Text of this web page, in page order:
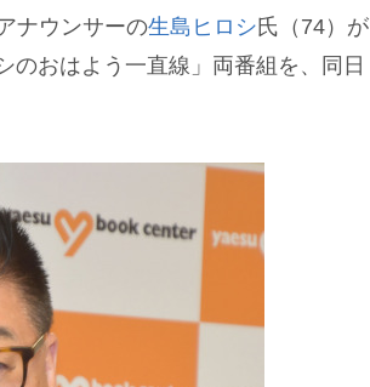
ナウンサーの生島ヒロシ 氏（74）が
のおはよう一直線」両番組を、同日